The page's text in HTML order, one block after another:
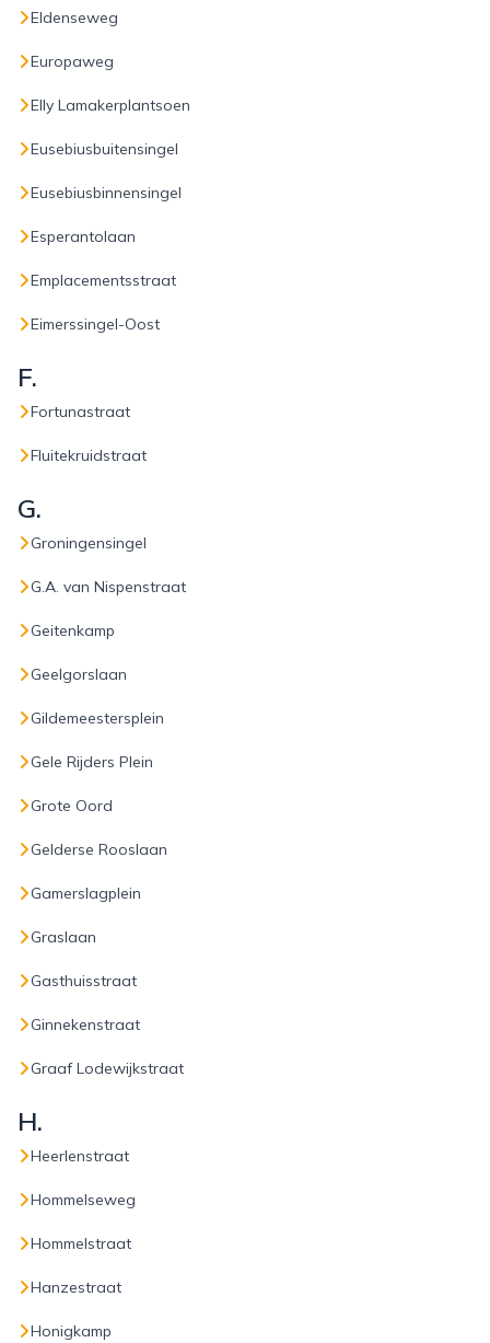
Eldenseweg
Europaweg
Elly Lamakerplantsoen
Eusebiusbuitensingel
Eusebiusbinnensingel
Esperantolaan
Emplacementsstraat
Eimerssingel-Oost
F.
Fortunastraat
Fluitekruidstraat
G.
Groningensingel
G.A. van Nispenstraat
Geitenkamp
Geelgorslaan
Gildemeestersplein
Gele Rijders Plein
Grote Oord
Gelderse Rooslaan
Gamerslagplein
Graslaan
Gasthuisstraat
Ginnekenstraat
Graaf Lodewijkstraat
H.
Heerlenstraat
Hommelseweg
Hommelstraat
Hanzestraat
Honigkamp